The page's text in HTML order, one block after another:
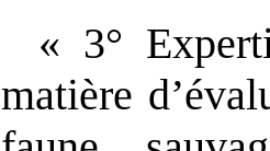
« 3°
matière